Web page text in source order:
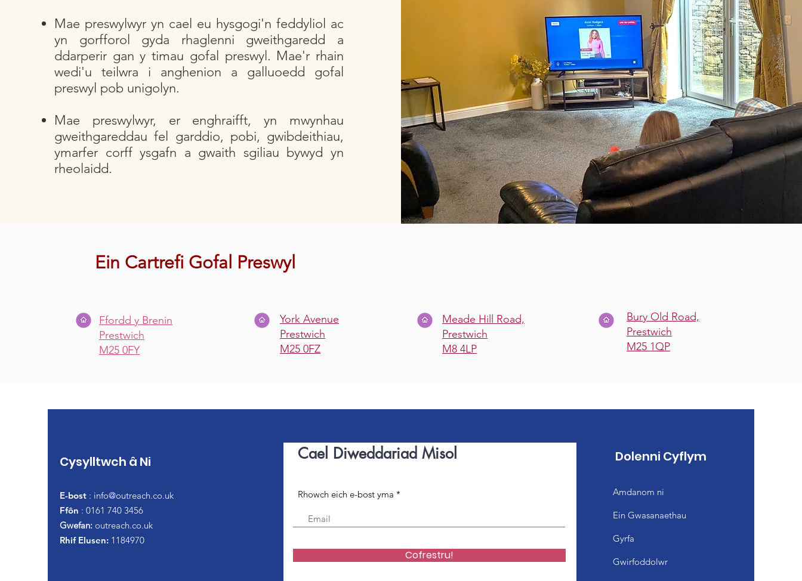
Ein Cartrefi Gofal Preswyl
Mae preswylwyr yn cael eu hysgogi'n feddyliol ac
yn gorfforol gyda rhaglenni gweithgaredd a
ddarperir gan y timau gofal preswyl. Mae'r rhain
wedi'u teilwra i anghenion a galluoedd gofal
preswyl pob unigolyn.
Mae preswylwyr, er enghraifft, yn mwynhau
gweithgareddau fel garddio, pobi, gwibdeithiau,
ymarfer corff ysgafn a gwaith sgiliau bywyd yn
rheolaidd.
Ffordd y Brenin
Prestwich
M25 0FY
York Avenue
Prestwich
M25 0FZ
Meade Hill Road,
Prestwich
M8 4LP
Bury Old Road,
Prestwich
M25 1QP
Cysylltwch â Ni
E-bost : info@outreach.co.uk
Ffôn : 0161 740 3456
Gwefan: outreach.co.uk
Rhif Elusen: 1184970
Cael Diweddariad Misol
Rhowch eich e-bost yma *
Cofrestru!
Dolenni Cyflym
Amdanom ni
Ein Gwasanaethau
Gyrfa
Gwirfoddolwr